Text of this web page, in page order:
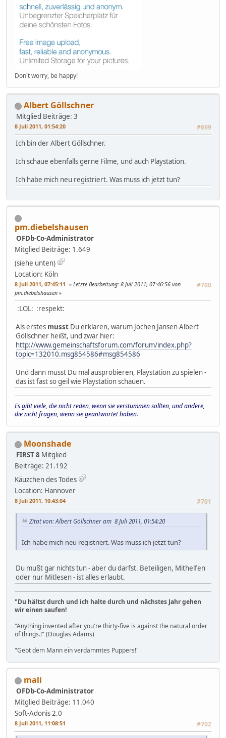
Don´t worry, be happy!
Albert Göllschner
Mitglied Beiträge: 3
8 Juli 2011, 01:54:20 #699
Ich bin der Albert Göllschner.
Ich schaue ebenfalls gerne Filme, und auch Playstation.
Ich habe mich neu registriert. Was muss ich jetzt tun?
pm.diebelshausen
OFDb-Co-Administrator
Mitglied Beiträge: 1.649
(siehe unten)
Location: Köln
8 Juli 2011, 07:45:11 #700
Letzte Bearbeitung: 8 Juli 2011, 07:46:56 von
pm.diebelshausen
:LOL: :respekt:
Als erstes musst Du erklären, warum Jochen Jansen Albert
Göllschner heißt, und zwar hier:
http://www.gemeinschaftsforum.com/forum/index.php?
topic=132010.msg854586#msg854586
Und dann musst Du mal ausprobieren, Playstation zu spielen -
das ist fast so geil wie Playstation schauen.
Es gibt viele, die nicht reden, wenn sie verstummen sollten, und andere,
die nicht fragen, wenn sie geantwortet haben.
Moonshade
FIRST 8 Mitglied
Beiträge: 21.192
Käuzchen des Todes
Location: Hannover
8 Juli 2011, 10:43:04 #701
Zitat von: Albert Göllschner am 8 Juli 2011, 01:54:20
Ich habe mich neu registriert. Was muss ich jetzt tun?
Du mußt gar nichts tun - aber du darfst. Beteiligen, Mithelfen
oder nur Mitlesen - ist alles erlaubt.
"Du hältst durch und ich halte durch und nächstes Jahr gehen
wir einen saufen!
"Anything invented after you're thirty-five is against the natural order
of things.!" (Douglas Adams)
"Gebt dem Mann ein verdammtes Puppers!"
mali
OFDb-Co-Administrator
Mitglied Beiträge: 11.040
Soft-Adonis 2.0
8 Juli 2011, 11:08:51 #702